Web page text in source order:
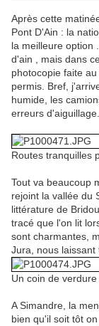
Après cette
Pont D'Ain : la
la meilleure option
d'ain , mais dans
photocopie faite
permis. Bref,
humide, les
erreurs d'aiguillage.
Routes tranquilles
Tout va beaucoup
rejoint la vallée du
littérature de
tracé que l'on lit
sont charmantes,
Jura, nous laissant
Un coin de verdure
A Simandre, la
bien qu'il soit tôt